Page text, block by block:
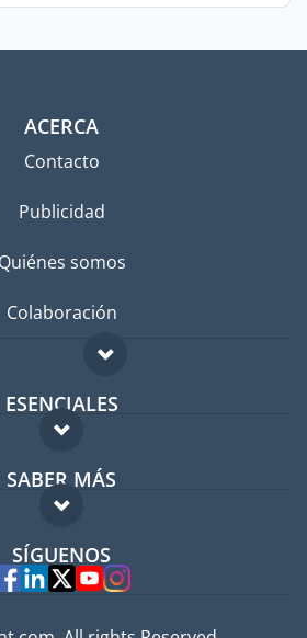
ACERCA
Contacto
Publicidad
Quiénes somos
Colaboración
ESENCIALES
para expatriados
para expatriados
en el extranjero
SABER MÁS
FAQ
Expertos
SÍGUENOS